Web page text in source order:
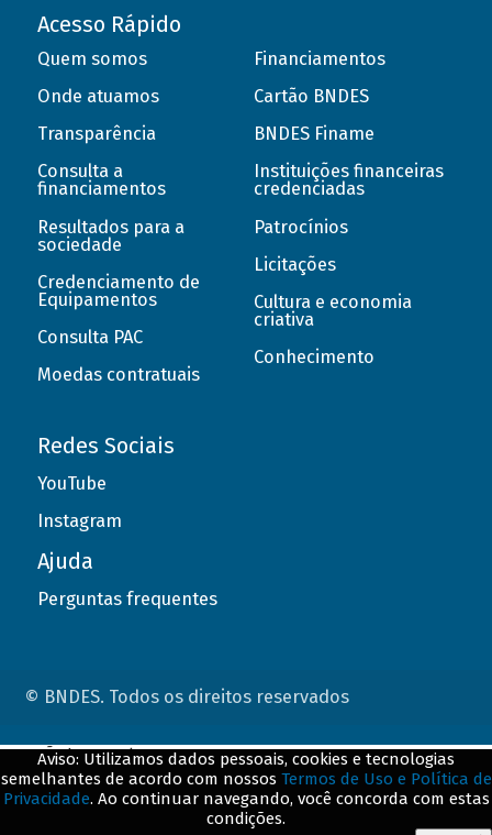
Acesso Rápido
Quem somos
Onde atuamos
Transparência
Consulta a
financiamentos
Resultados para a
sociedade
Credenciamento de
Equipamentos
Consulta PAC
Moedas contratuais
Financiamentos
Cartão BNDES
BNDES Finame
Instituições financeiras
credenciadas
Patrocínios
Licitações
Cultura e economia
criativa
Conhecimento
Redes Sociais
YouTube
Instagram
Ajuda
Perguntas frequentes
© BNDES. Todos os direitos reservados
Aviso: Utilizamos dados pessoais, cookies e tecnologias
semelhantes de acordo com nossos Termos de Uso e Política de
Privacidade. Ao continuar navegando, você concorda com estas
condições.
ConteÃºdo complementar
${title}${badge}